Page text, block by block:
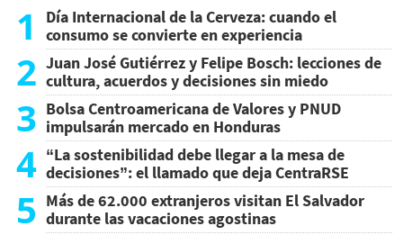
1
Día Internacional de la Cerveza: cuando el
consumo se convierte en experiencia
2 Juan José Gutiérrez y Felipe Bosch: lecciones de
cultura, acuerdos y decisiones sin miedo
3 Bolsa Centroamericana de Valores y PNUD
impulsarán mercado en Honduras
4 “La sostenibilidad debe llegar a la mesa de
decisiones”: el llamado que deja CentraRSE
5 Más de 62.000 extranjeros visitan El Salvador
durante las vacaciones agostinas